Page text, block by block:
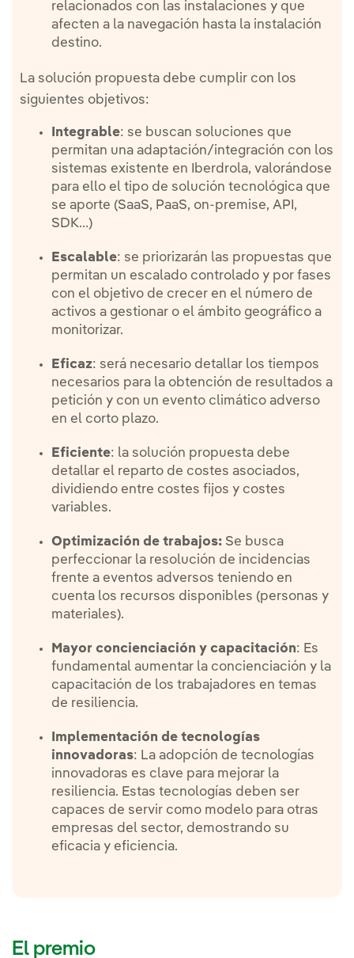
relacionados con las instalaciones y que
afecten a la navegación hasta la instalación
destino.
La solución propuesta debe cumplir con los
siguientes objetivos:
Integrable: se buscan soluciones que
permitan una adaptación/integración con los
sistemas existente en Iberdrola, valorándose
para ello el tipo de solución tecnológica que
se aporte (SaaS, PaaS, on-premise, API,
SDK…)
Escalable: se priorizarán las propuestas que
permitan un escalado controlado y por fases
con el objetivo de crecer en el número de
activos a gestionar o el ámbito geográfico a
monitorizar.
Eficaz: será necesario detallar los tiempos
necesarios para la obtención de resultados a
petición y con un evento climático adverso
en el corto plazo.
Eficiente: la solución propuesta debe
detallar el reparto de costes asociados,
dividiendo entre costes fijos y costes
variables.
Optimización de trabajos: Se busca
perfeccionar la resolución de incidencias
frente a eventos adversos teniendo en
cuenta los recursos disponibles (personas y
materiales).
Mayor concienciación y capacitación: Es
fundamental aumentar la concienciación y la
capacitación de los trabajadores en temas
de resiliencia.
Implementación de tecnologías
innovadoras: La adopción de tecnologías
innovadoras es clave para mejorar la
resiliencia. Estas tecnologías deben ser
capaces de servir como modelo para otras
empresas del sector, demostrando su
eficacia y eficiencia.
El premio